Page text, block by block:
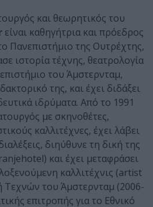
και θεωρητικός του
είναι καθηγήτρια και πρόεδρος
Πανεπιστήμιο της Ουτρέχτης,
ιστορία τέχνης, θεατρολογία
του Άμστερνταμ,
της, και έχει διδάξει
ιδρύματα. Από το 1991
με σκηνοθέτες,
καλλιτέχνες, έχει λάβει
διηύθυνε τη δική της
και έχει μεταφράσει
καλλιτέχνις (artist
Τεχνών του Άμστερνταμ (2006-
επιτροπής για το Εθνικό